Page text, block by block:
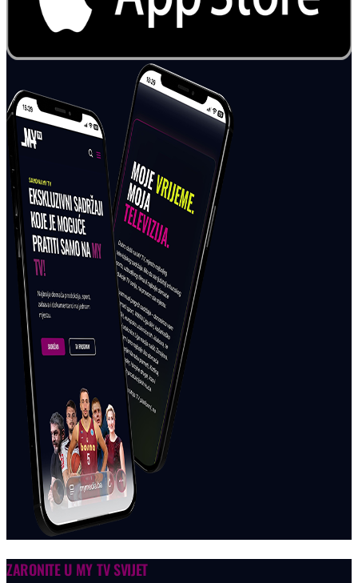
ZARONITE U MY TV SVIJET